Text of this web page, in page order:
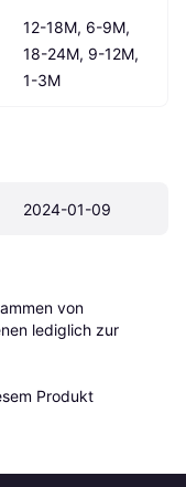
12-18M, 6-9M,
18-24M, 9-12M,
1-3M
2024-01-09
von
lediglich zur
Produkt